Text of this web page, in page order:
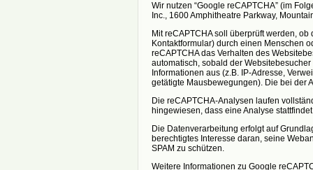
Wir nutzen “Google reCAPTCHA” (im
Inc., 1600 Amphitheatre Parkway,
Mit reCAPTCHA soll überprüft werden,
Kontaktformular) durch einen Menschen
reCAPTCHA das Verhalten des
automatisch, sobald der
Informationen aus (z.B. IP-Adresse,
getätigte Mausbewegungen). Die bei der
Die reCAPTCHA-Analysen laufen
hingewiesen, dass eine Analyse
Die Datenverarbeitung erfolgt auf
berechtigtes Interesse daran, seine
SPAM zu schützen.
Weitere Informationen zu Google